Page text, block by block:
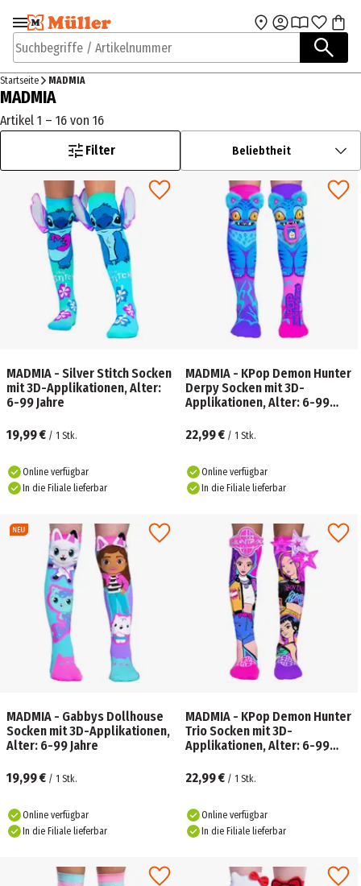
Zur Navigation
springen
Zum Hauptinhalt
Suchbegriffe / Artikelnummer
Startseite MADMIA
MADMIA
Artikel 1 – 16 von 16
Filter
Beliebtheit
MADMIA - Silver Stitch Socken
mit 3D-Applikationen, Alter:
6-99 Jahre
19,99 € / 1 Stk.
Online verfügbar
In die Filiale lieferbar
MADMIA - KPop Demon Hunter
Derpy Socken mit 3D-
Applikationen, Alter: 6-99
22,99 € / 1 Stk.
Online verfügbar
In die Filiale lieferbar
MADMIA - Gabbys Dollhouse
Socken mit 3D-Applikationen,
Alter: 6-99 Jahre
19,99 € / 1 Stk.
Online verfügbar
In die Filiale lieferbar
MADMIA - KPop Demon Hunter
Trio Socken mit 3D-
Applikationen, Alter: 6-99
22,99 € / 1 Stk.
Online verfügbar
In die Filiale lieferbar